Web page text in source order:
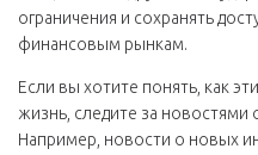
ограничения и сохранять
финансовым рынкам.
Если вы хотите понять, как
жизнь, следите за новостями
Например, новости о новых